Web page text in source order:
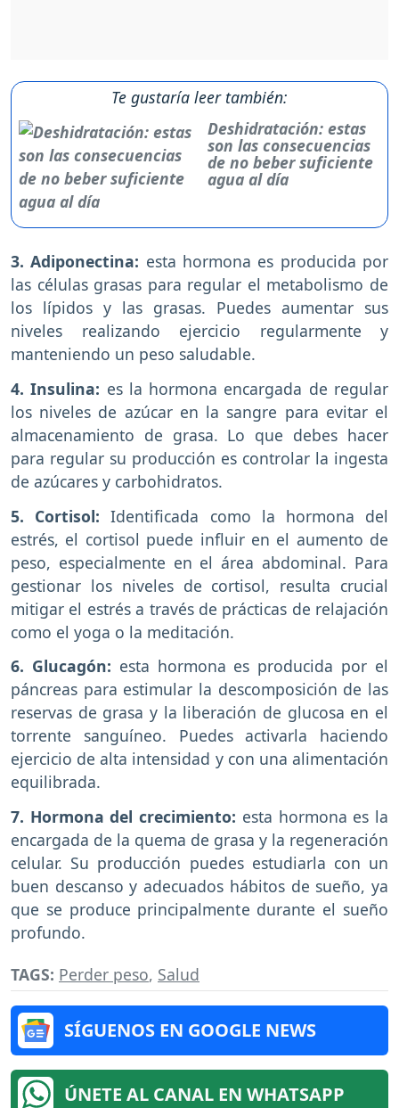
Te gustaría leer también:
Deshidratación: estas
son las consecuencias
de no beber suficiente
agua al día
3. Adiponectina: esta hormona es producida por
las células grasas para regular el metabolismo de
los lípidos y las grasas. Puedes aumentar sus
niveles realizando ejercicio regularmente y
manteniendo un peso saludable.
4. Insulina: es la hormona encargada de regular
los niveles de azúcar en la sangre para evitar el
almacenamiento de grasa. Lo que debes hacer
para regular su producción es controlar la ingesta
de azúcares y carbohidratos.
5. Cortisol: Identificada como la hormona del
estrés, el cortisol puede influir en el aumento de
peso, especialmente en el área abdominal. Para
gestionar los niveles de cortisol, resulta crucial
mitigar el estrés a través de prácticas de relajación
como el yoga o la meditación.
6. Glucagón: esta hormona es producida por el
páncreas para estimular la descomposición de las
reservas de grasa y la liberación de glucosa en el
torrente sanguíneo. Puedes activarla haciendo
ejercicio de alta intensidad y con una alimentación
equilibrada.
7. Hormona del crecimiento: esta hormona es la
encargada de la quema de grasa y la regeneración
celular. Su producción puedes estudiarla con un
buen descanso y adecuados hábitos de sueño, ya
que se produce principalmente durante el sueño
profundo.
TAGS: Perder peso, Salud
SÍGUENOS EN GOOGLE NEWS
ÚNETE AL CANAL EN WHATSAPP